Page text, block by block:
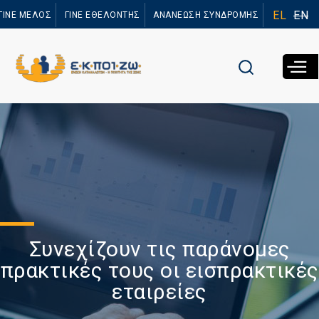
προς το
ΜΕΛΟΣ ΓΙΝΕ ΕΘΕΛΟΝΤΗΣ ΑΝΑΝΕΩΣΗ ΣΥΝΔΡΟΜΗΣ EL EN
Συνεχίζουν τις παράνομες
πρακτικές τους οι εισπρακτικές
εταιρείες